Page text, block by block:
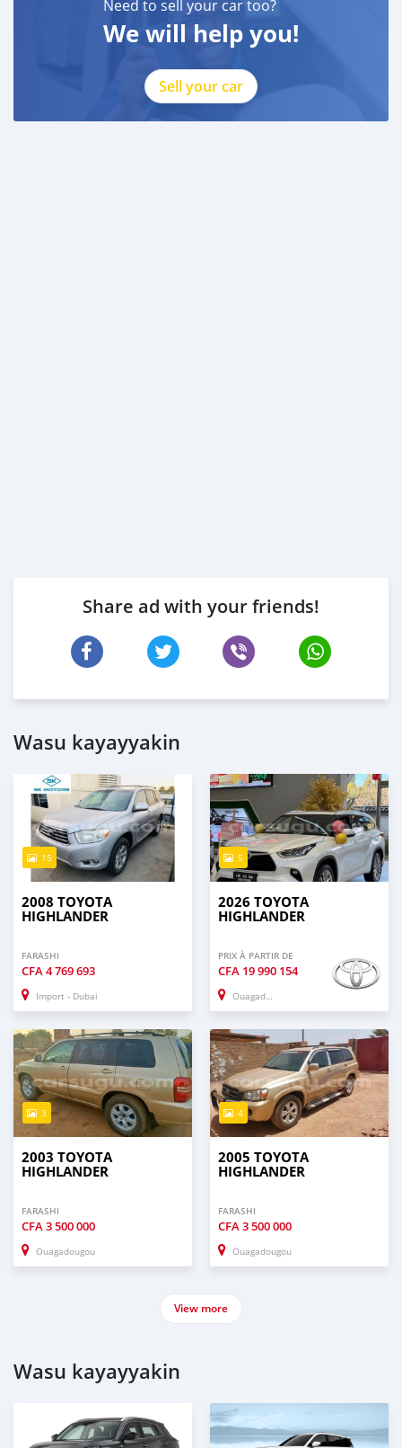
Need to sell your car too?
We will help you!
Sell your car
Share ad with your friends!
Wasu kayayyakin
15
2008 TOYOTA
HIGHLANDER
FARASHI
CFA4 769 693
Import - Dubai
5
2026 TOYOTA
HIGHLANDER
PRIX À PARTIR DE
CFA 19 990 154
Ouagadougou
3
2003 TOYOTA
HIGHLANDER
FARASHI
CFA3 500 000
Ouagadougou
4
2005 TOYOTA
HIGHLANDER
FARASHI
CFA3 500 000
Ouagadougou
View more
Wasu kayayyakin